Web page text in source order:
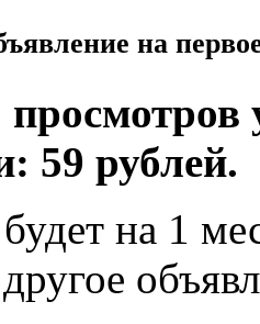
на
59 рублей.
на 1